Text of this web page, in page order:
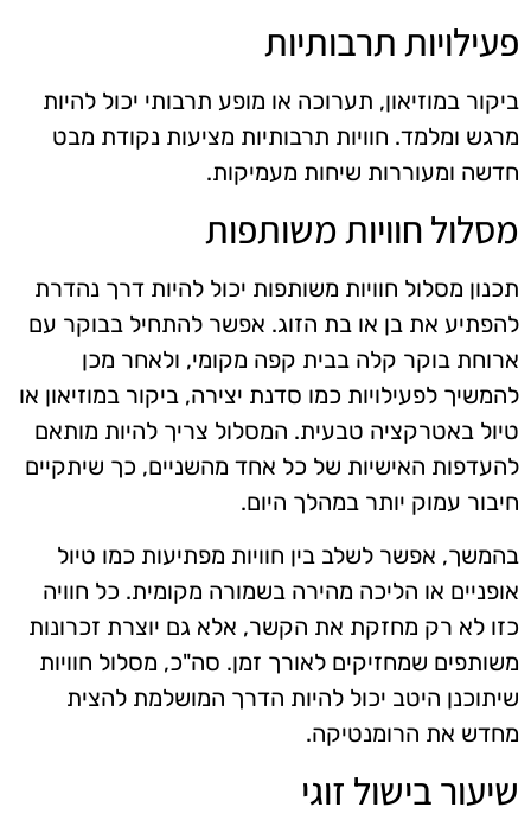
פעילויות תרבותיות
ביקור במוזיאון, תערוכה או מופע תרבותי יכול להיות
מרגש ומלמד. חוויות תרבותיות מציעות נקודת מבט
חדשה ומעוררות שיחות מעמיקות.
מסלול חוויות משותפות
תכנון מסלול חוויות משותפות יכול להיות דרך נהדרת
להפתיע את בן או בת הזוג. אפשר להתחיל בבוקר עם
ארוחת בוקר קלה בבית קפה מקומי, ולאחר מכן
להמשיך לפעילויות כמו סדנת יצירה, ביקור במוזיאון או
טיול באטרקציה טבעית. המסלול צריך להיות מותאם
להעדפות האישיות של כל אחד מהשניים, כך שיתקיים
חיבור עמוק יותר במהלך היום.
בהמשך, אפשר לשלב בין חוויות מפתיעות כמו טיול
אופניים או הליכה מהירה בשמורה מקומית. כל חוויה
כזו לא רק מחזקת את הקשר, אלא גם יוצרת זכרונות
משותפים שמחזיקים לאורך זמן. סה"כ, מסלול חוויות
שיתוכנן היטב יכול להיות הדרך המושלמת להצית
מחדש את הרומנטיקה.
שיעור בישול זוגי